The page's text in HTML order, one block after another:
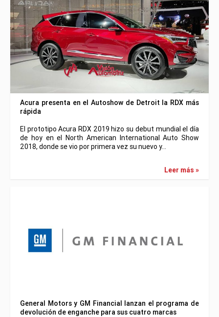
Acura presenta en el Autoshow de Detroit la RDX más
rápida
El prototipo Acura RDX 2019 hizo su debut mundial el día
de hoy en el North American International Auto Show
2018, donde se vio por primera vez su nuevo y…
Leer más »
General Motors y GM Financial lanzan el programa de
devolución de enganche para sus cuatro marcas